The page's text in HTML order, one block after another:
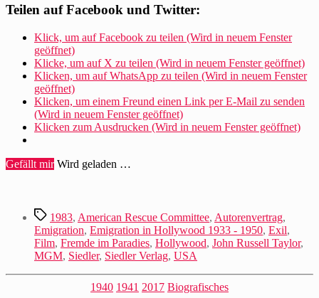
Taylor
Mehrings
Situation
in
Hollywood“
Teilen auf Facebook und Twitter:
Klick, um auf Facebook zu teilen (Wird in neuem Fenster
geöffnet)
Klicke, um auf X zu teilen (Wird in neuem Fenster geöffnet)
Klicken, um auf WhatsApp zu teilen (Wird in neuem Fenster
geöffnet)
Klicken, um einem Freund einen Link per E-Mail zu senden
(Wird in neuem Fenster geöffnet)
Klicken zum Ausdrucken (Wird in neuem Fenster geöffnet)
Gefällt mir Wird geladen …
Schlagwörter
1983, American Rescue Committee, Autorenvertrag,
Emigration, Emigration in Hollywood 1933 - 1950, Exil,
Film, Fremde im Paradies, Hollywood, John Russell Taylor,
MGM, Siedler, Siedler Verlag, USA
Kategorien
1940 1941 2017 Biografisches